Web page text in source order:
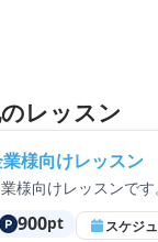
レッスン
様向けレッスン
様向けレッスンです
900pt スケジ